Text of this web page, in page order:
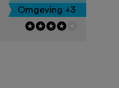
Omgeving +3